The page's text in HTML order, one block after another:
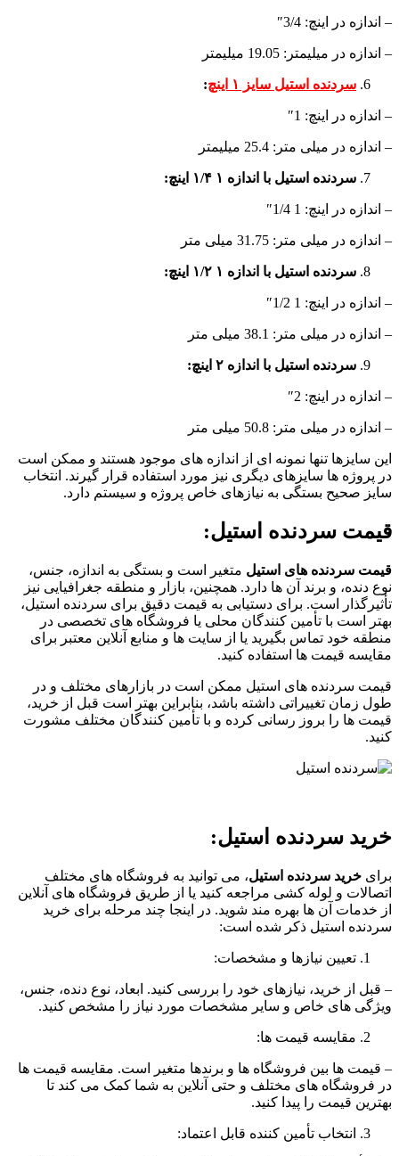
– اندازه در اینچ: 3/4″
– اندازه در میلیمتر: 19.05 میلیمتر
سردنده استیل سایز ۱ اینچ :
– اندازه در اینچ: 1″
– اندازه در میلی متر: 25.4 میلیمتر
سردنده استیل با اندازه ۱ ۱/۴ اینچ:
– اندازه در اینچ: 1 1/4″
– اندازه در میلی متر: 31.75 میلی متر
سردنده استیل با اندازه ۱ ۱/۲ اینچ:
– اندازه در اینچ: 1 1/2″
– اندازه در میلی متر: 38.1 میلی متر
سردنده استیل با اندازه ۲ اینچ:
– اندازه در اینچ: 2″
– اندازه در میلی متر: 50.8 میلی متر
این سایزها تنها نمونه ای از اندازه های موجود هستند و ممکن است
در پروژه ها سایزهای دیگری نیز مورد استفاده قرار گیرند. انتخاب
سایز صحیح بستگی به نیازهای خاص پروژه و سیستم دارد.
قیمت سردنده استیل:
قیمت سردنده های استیل متغیر است و بستگی به اندازه، جنس،
نوع دنده، و برند آن ها دارد. همچنین، بازار و منطقه جغرافیایی نیز
تأثیرگذار است. برای دستیابی به قیمت دقیق برای سردنده استیل،
بهتر است با تأمین کنندگان محلی یا فروشگاه های تخصصی در
منطقه خود تماس بگیرید یا از سایت ها و منابع آنلاین معتبر برای
مقایسه قیمت ها استفاده کنید.
قیمت سردنده های استیل ممکن است در بازارهای مختلف و در
طول زمان تغییراتی داشته باشد، بنابراین بهتر است قبل از خرید،
قیمت ها را بروز رسانی کرده و با تأمین کنندگان مختلف مشورت
کنید.
خرید سردنده استیل:
برای خرید سردنده استیل، می توانید به فروشگاه های مختلف
اتصالات و لوله کشی مراجعه کنید یا از طریق فروشگاه های آنلاین
از خدمات آن ها بهره مند شوید. در اینجا چند مرحله برای خرید
سردنده استیل ذکر شده است:
تعیین نیازها و مشخصات:
– قبل از خرید، نیازهای خود را بررسی کنید. ابعاد، نوع دنده، جنس،
ویژگی های خاص و سایر مشخصات مورد نیاز را مشخص کنید.
مقایسه قیمت ها:
– قیمت ها بین فروشگاه ها و برندها متغیر است. مقایسه قیمت ها
در فروشگاه های مختلف و حتی آنلاین به شما کمک می کند تا
بهترین قیمت را پیدا کنید.
انتخاب تأمین کننده قابل اعتماد: